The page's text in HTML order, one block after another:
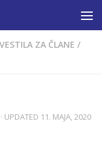
ZA ČLANE /
· UPDATED 11. MAJA, 2020